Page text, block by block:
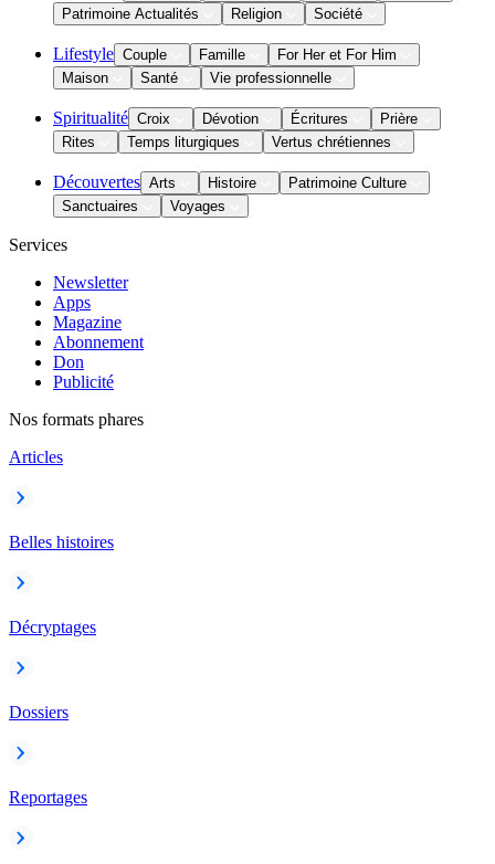
Patrimoine Actualités
Religion Société
Lifestyle Couple Famille
For Her et For Him
Maison
Santé Vie professionnelle
Spiritualité Croix Dévotion Écritures
Prière
Rites
Temps liturgiques Vertus chrétiennes
Découvertes Arts Histoire
Patrimoine Culture
Sanctuaires
Voyages
Services
Newsletter
Apps
Magazine
Abonnement
Don
Publicité
Nos formats phares
Articles
Belles histoires
Décryptages
Dossiers
Reportages